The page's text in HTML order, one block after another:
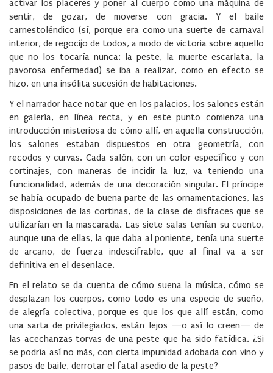
activar los placeres y poner al cuerpo como una máquina de
sentir, de gozar, de moverse con gracia. Y el baile
carnestoléndico (sí, porque era como una suerte de carnaval
interior, de regocijo de todos, a modo de victoria sobre aquello
que no los tocaría nunca: la peste, la muerte escarlata, la
pavorosa enfermedad) se iba a realizar, como en efecto se
hizo, en una insólita sucesión de habitaciones.
Y el narrador hace notar que en los palacios, los salones están
en galería, en línea recta, y en este punto comienza una
introducción misteriosa de cómo allí, en aquella construcción,
los salones estaban dispuestos en otra geometría, con
recodos y curvas. Cada salón, con un color específico y con
cortinajes, con maneras de incidir la luz, va teniendo una
funcionalidad, además de una decoración singular. El príncipe
se había ocupado de buena parte de las ornamentaciones, las
disposiciones de las cortinas, de la clase de disfraces que se
utilizarían en la mascarada. Las siete salas tenían su cuento,
aunque una de ellas, la que daba al poniente, tenía una suerte
de arcano, de fuerza indescifrable, que al final va a ser
definitiva en el desenlace.
En el relato se da cuenta de cómo suena la música, cómo se
desplazan los cuerpos, como todo es una especie de sueño,
de alegría colectiva, porque es que los que allí están, como
una sarta de privilegiados, están lejos —o así lo creen— de
las acechanzas torvas de una peste que ha sido fatídica. ¿Si
se podría así no más, con cierta impunidad adobada con vino y
pasos de baile, derrotar el fatal asedio de la peste?